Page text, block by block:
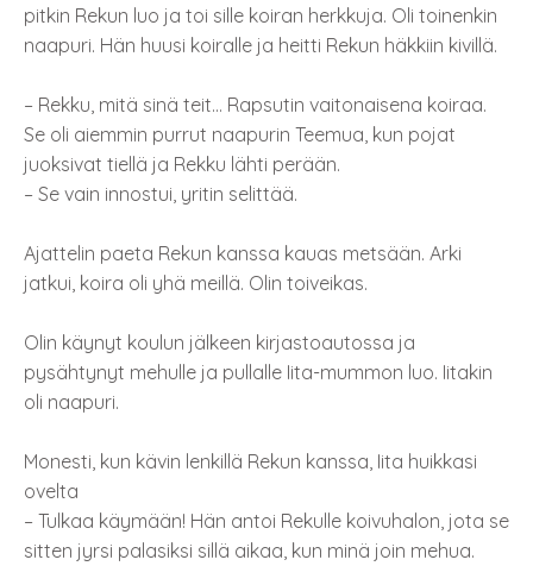
pitkin Rekun luo ja toi sille koiran herkkuja. Oli toinenkin
naapuri. Hän huusi koiralle ja heitti Rekun häkkiin kivillä.
– Rekku, mitä sinä teit… Rapsutin vaitonaisena koiraa.
Se oli aiemmin purrut naapurin Teemua, kun pojat
juoksivat tiellä ja Rekku lähti perään.
– Se vain innostui, yritin selittää.
Ajattelin paeta Rekun kanssa kauas metsään. Arki
jatkui, koira oli yhä meillä. Olin toiveikas.
Olin käynyt koulun jälkeen kirjastoautossa ja
pysähtynyt mehulle ja pullalle Iita-mummon luo. Iitakin
oli naapuri.
Monesti, kun kävin lenkillä Rekun kanssa, Iita huikkasi
ovelta
– Tulkaa käymään! Hän antoi Rekulle koivuhalon, jota se
sitten jyrsi palasiksi sillä aikaa, kun minä join mehua.